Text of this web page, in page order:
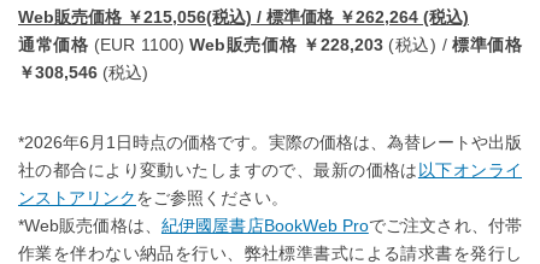
Web販売価格 ￥215,056(税込) / 標準価格 ￥262,264 (税込)
通常価格 (EUR 1100)Web販売価格 ￥228,203(税込) /標準価格
￥308,546 (税込)
*2026年6月1日時点の価格です。実際の価格は、為替レートや出版
社の都合により変動いたしますので、最新の価格は 以下オンライ
ンストアリンクをご参照ください。
*Web販売価格は、 紀伊國屋書店BookWeb Proでご注文され、付帯
作業を伴わない納品を行い、弊社標準書式による請求書を発行し